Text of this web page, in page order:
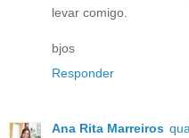
levar comigo.
bjos
Responder
Ana Rita Marreiros